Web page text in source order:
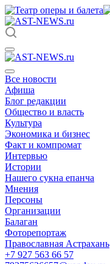
Все новости
Афиша
Блог редакции
Общество и власть
Культура
Экономика и бизнес
Факт и компромат
Интервью
Истории
Нашего сукна епанча
Мнения
Персоны
Организации
Балаган
Фоторепортаж
Православная Астрахань
+7 927 563 66 57